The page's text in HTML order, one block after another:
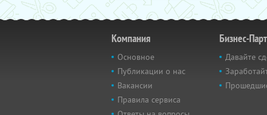
Компания
Основное
Публикации о нас
Вакансии
Правила сервиса
Бизнес-
Давайте